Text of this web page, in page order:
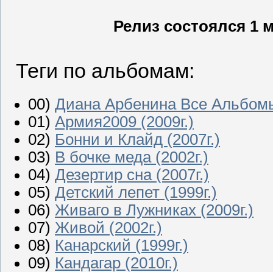
Релиз состоялся 1
Теги по альбомам:
00) Диана Арбенина Все
01) Армия2009 (2009г.)
02) Бонни и Клайд (2007г.)
03) В бочке меда (2002г.)
04) Дезертир сна (2007г.)
05) Детский лепет (1999г.)
06) Живаго в Лужниках (2009г.)
07) Живой (2002г.)
08) Канарский (1999г.)
09) Кандагар (2010г.)